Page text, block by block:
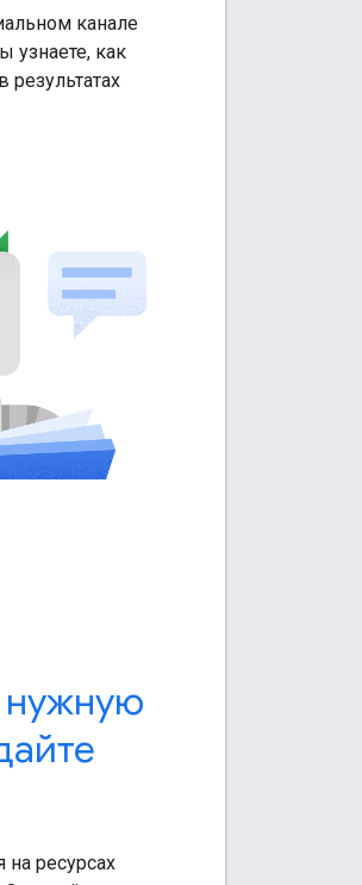
канале
узнаете, как
результатах
нужную
ресурсах